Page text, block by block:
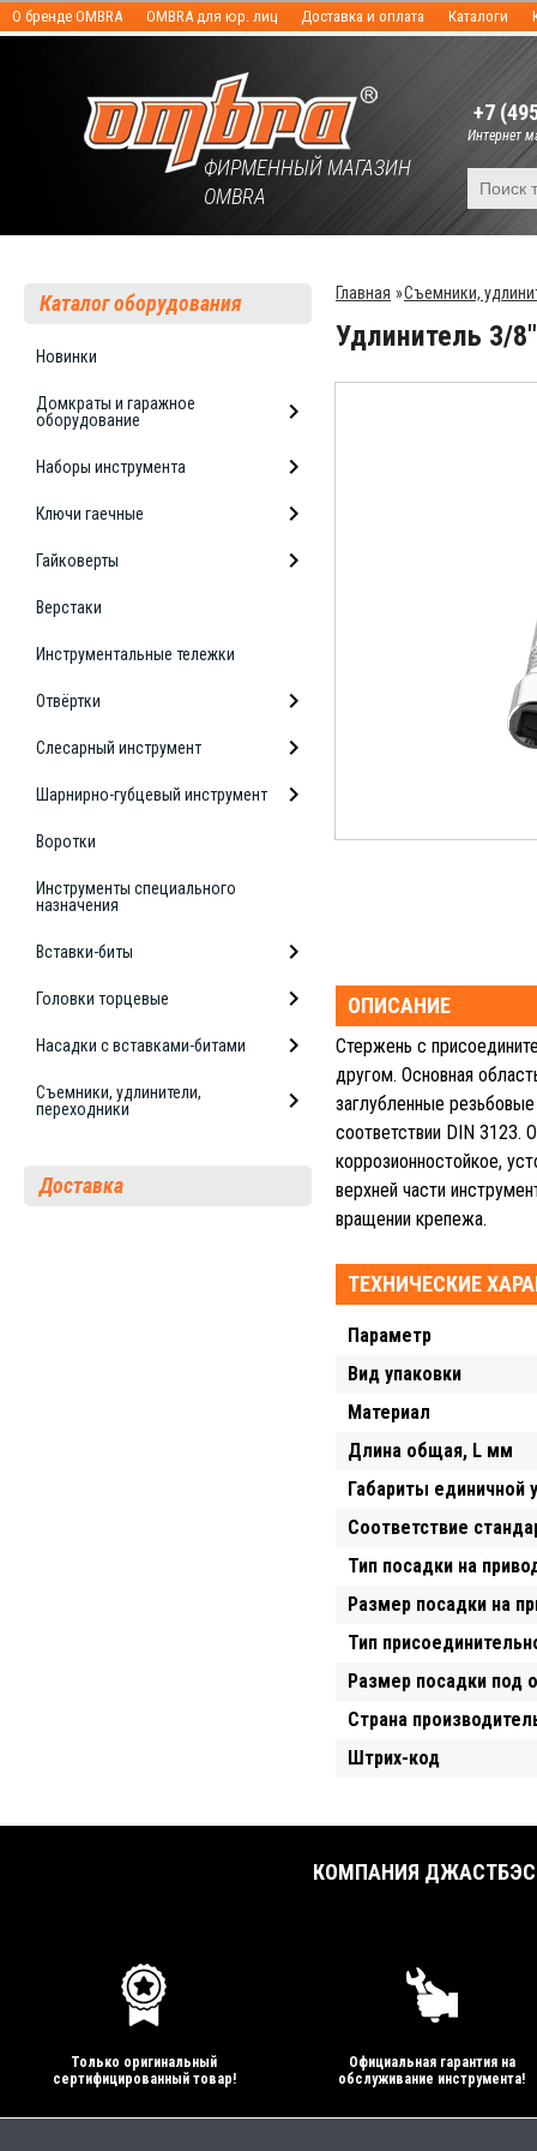
О бренде OMBRA OMBRA для юр. лиц Доставка и оплата Каталоги
ФИРМЕННЫЙ МАГАЗИН
OMBRA
+7
Интернет
Каталог оборудования
Новинки
Домкраты и гаражное
оборудование
Наборы инструмента
Ключи гаечные
Гайковерты
Верстаки
Инструментальные тележки
Отвёртки
Слесарный инструмент
Шарнирно-губцевый инструмент
Воротки
Инструменты специального
назначения
Вставки-биты
Головки торцевые
Насадки с вставками-битами
Съемники, удлинители,
переходники
Доставка
Главная »Съемники,
Удлинитель 3/
ОПИСАНИЕ
Стержень с
другом. Основная
заглубленные
соответствии DIN 3123.
коррозионностойкое,
верхней части
вращении крепежа.
ТЕХНИЧЕСКИЕ
Параметр
Вид упаковки
Материал
Длина общая, L мм
Габариты
Соответствие
Тип посадки на
Размер посадки на
Тип
Размер посадки под
Страна
Штрих-код
КОМПАНИЯ
Только оригинальный
сертифицированный товар!
Официальная гарантия на
обслуживание инструмента!